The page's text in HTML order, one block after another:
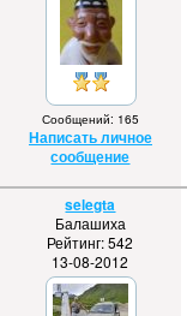
Сообщений: 165
Написать личное
сообщение
selegta
Балашиха
Рейтинг: 542
13-08-2012